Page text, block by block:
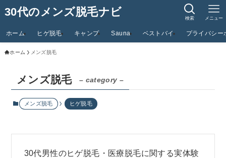
30代のメンズ脱毛ナビ 検索 メニュー
ホーム ヒゲ脱毛 キャンプ Sauna ベストバイ プライバシー
ホーム メンズ脱毛
メンズ脱毛 – category –
メンズ脱毛 ヒゲ脱毛
30代男性のヒゲ脱毛・医療脱毛に関する実体験